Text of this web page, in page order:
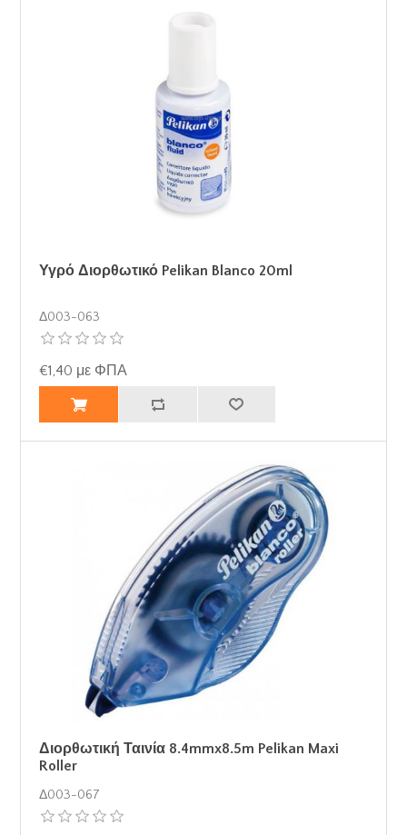
Υγρό Διορθωτικό Pelikan Blanco 20ml
Δ003-063
€1,40 με ΦΠΑ
Διορθωτική Ταινία 8.4mmx8.5m Pelikan Maxi
Roller
Δ003-067